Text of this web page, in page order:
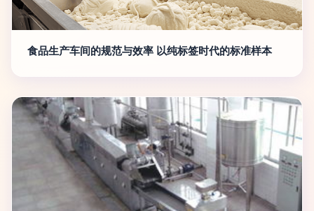
食品生产车间的规范与效率 以纯标签时代的标准样本